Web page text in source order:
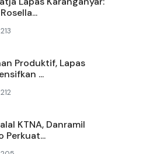
213
Produktif, Lapas
...
212
KTNA, Danramil
Perkuat...